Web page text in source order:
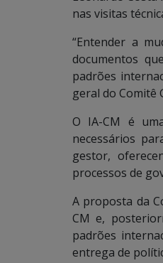
nas visitas
“Entender a
documentos
padrões
geral do Comitê
O IA-CM é
necessários
gestor,
processos de
A proposta da
CM e,
padrões
entrega de